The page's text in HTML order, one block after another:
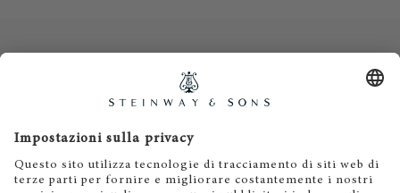
Informativa privacy